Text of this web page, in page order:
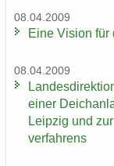
08.04.2009
Eine Vi­si­on für
08.04.2009
einer
Leip­zig und
ver­fah­rens